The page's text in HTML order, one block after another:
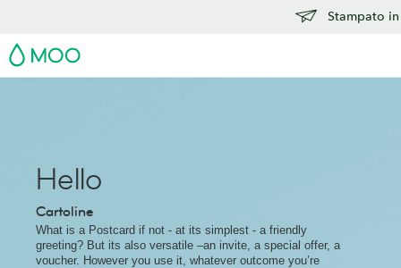
Stampato
MOO
Hello
Cartoline
What is a Postcard if not - at its simplest - a friendly
greeting? But its also versatile –an invite, a special offer, a
voucher. However you use it, whatever outcome you’re